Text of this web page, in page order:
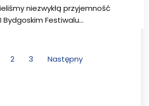
niezwykłą przyjemność
Bydgoskim Festiwalu…
2 3 Następny